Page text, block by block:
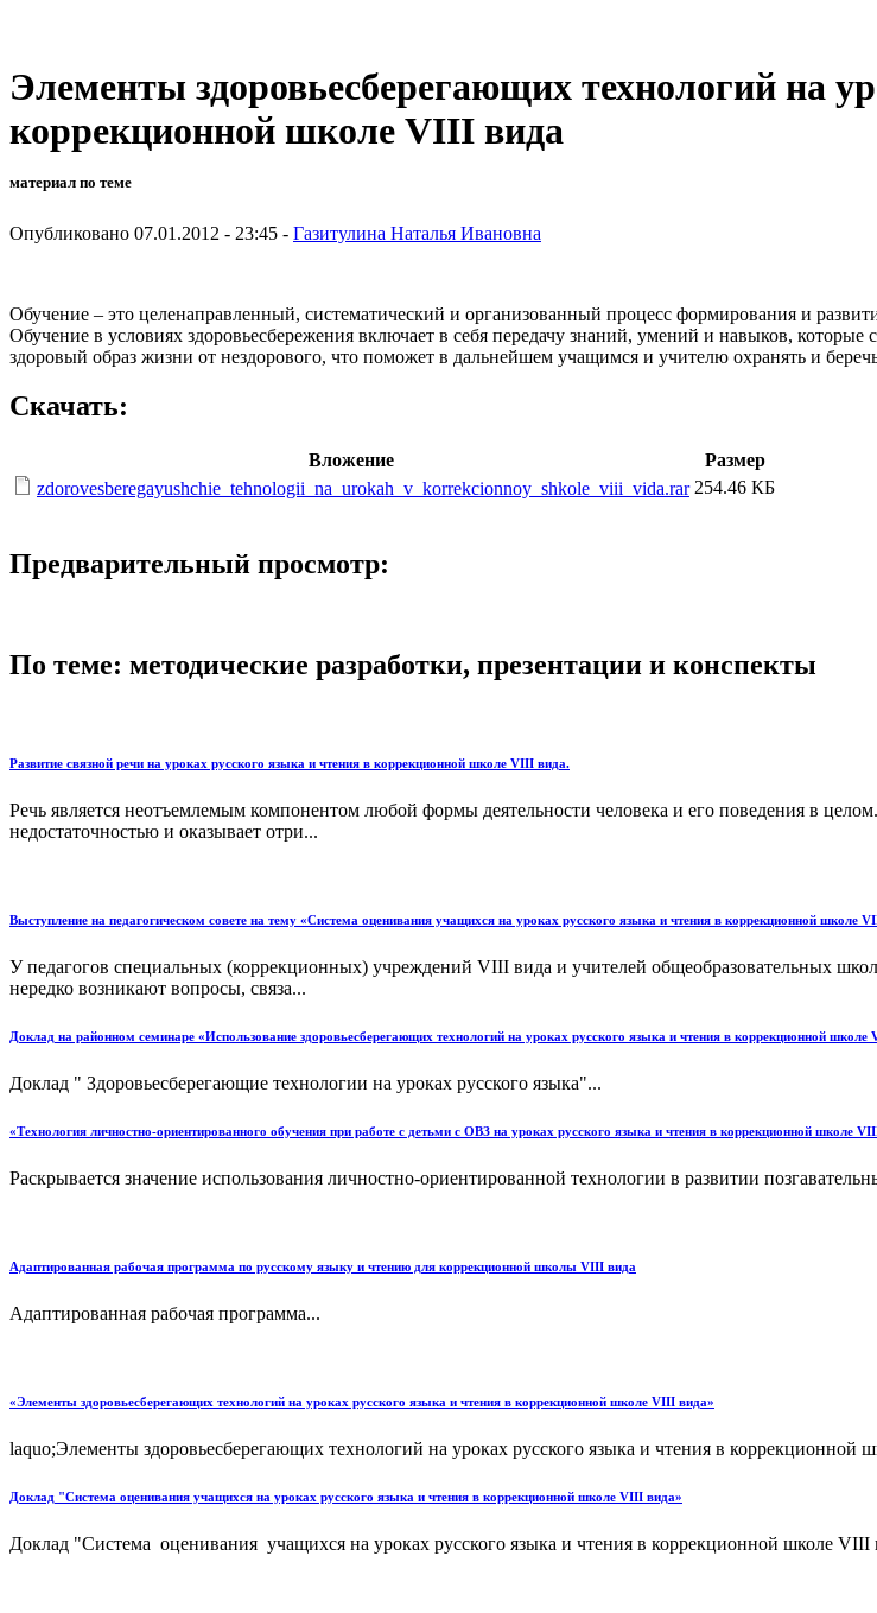
Элементы здоровьесберегающих технологий на
коррекционной школе VIII вида
материал по теме
Опубликовано 07.01.2012 - 23:45 - Газитулина Наталья Ивановна
Обучение – это целенаправленный, систематический и организованный процесс формирования и
Обучение в условиях здоровьесбережения включает в себя передачу знаний, умений и навыков,
здоровый образ жизни от нездорового, что поможет в дальнейшем учащимся и учителю охранять и
Скачать:
Вложение
Размер
zdorovesberegayushchie_tehnologii_na_urokah_v_korrekcionnoy_shkole_viii_vida.rar 254.46 КБ
Предварительный просмотр:
По теме: методические разработки, презентации и конспекты
Развитие связной речи на уроках русского языка и чтения в коррекционной школе VIII вида.
Речь является неотъемлемым компонентом любой формы деятельности человека и его поведения в
недостаточностью и оказывает отри...
Выступление на педагогическом совете на тему «Система оценивания учащихся на уроках русского языка и чтения в коррекционной школе
У педагогов специальных (коррекционных) учреждений VIII вида и учителей общеобразовательных
нередко возникают вопросы, связа...
Доклад на районном семинаре «Использование здоровьесберегающих технологий на уроках русского языка и чтения в коррекционной школе
Доклад " Здоровьесберегающие технологии на уроках русского языка"...
«Технология личностно-ориентированного обучения при работе с детьми с ОВЗ на уроках русского языка и чтения в коррекционной школе
Раскрывается значение использования личностно-ориентированной технологии в развитии
Адаптированная рабочая программа по русскому языку и чтению для коррекционной школы VIII вида
Адаптированная рабочая программа...
«Элементы здоровьесберегающих технологий на уроках русского языка и чтения в коррекционной школе VIII вида»
laquo;Элементы здоровьесберегающих технологий на уроках русского языка и чтения в коррекционной
Доклад "Система оценивания учащихся на уроках русского языка и чтения в коррекционной школе VIII вида»
Доклад "Система оценивания учащихся на уроках русского языка и чтения в коррекционной школе VIII